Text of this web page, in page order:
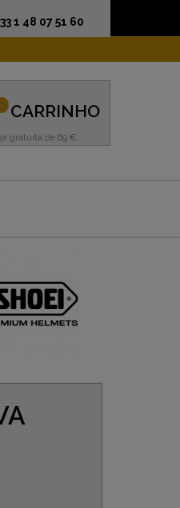
1 48 07 51 60
CARRINHO
gratuita de 69 €
0